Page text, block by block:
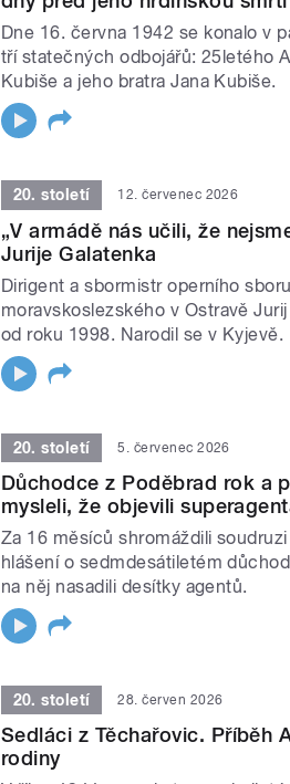
Dne 16. června 1942 se konalo v
tří statečných odbojářů: 25letého
Kubiše a jeho bratra Jana Kubiše.
20. století 12. červenec 2026
„V armádě nás učili, že
Jurije Galatenka
Dirigent a sbormistr operního
moravskoslezského v Ostravě
od roku 1998. Narodil se v Kyjevě.
20. století 5. červenec 2026
Důchodce z Poděbrad rok a
mysleli, že objevili
Za 16 měsíců shromáždili
hlášení o sedmdesátiletém
na něj nasadili desítky agentů.
20. století 28. červen 2026
Sedláci z Těchařovic. Příběh
rodiny